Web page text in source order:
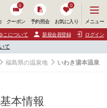
クーポン
0
予約照会 お気に入り
0
ニ
ュ
ー
開
く
メニュー
こについて 新規会員登録 ログイン
て
福島県の温泉地 いわき湯本温泉
本情報